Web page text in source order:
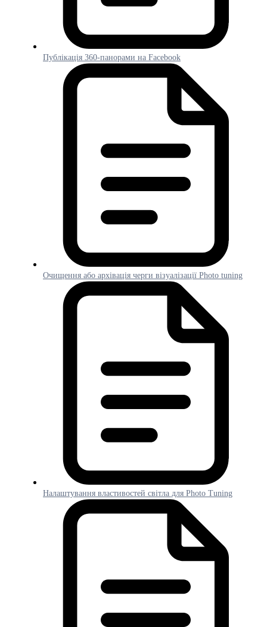
Публікація 360-панорами на Facebook
Очищення або архівація черги візуалізації Photo tuning
Налаштування властивостей світла для Photo Tuning